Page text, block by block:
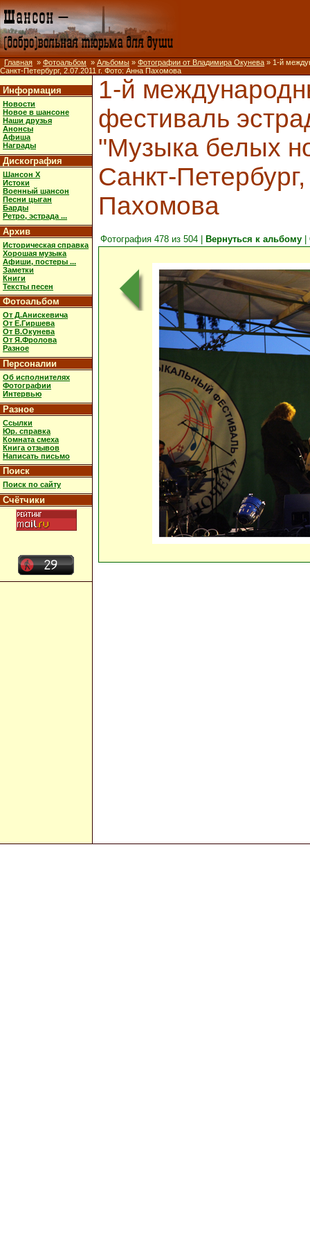
Главная » Фотоальбом » Альбомы » Фотографии от Владимира Окунева » 1-й
Санкт-Петербург, 2.07.2011 г. Фото: Анна Пахомова
Информация
Новости
Новое в шансоне
Наши друзья
Анонсы
Афиша
Награды
Дискография
Шансон X
Истоки
Военный шансон
Песни цыган
Барды
Ретро, эстрада ...
Архив
Историческая справка
Хорошая музыка
Афиши, постеры ...
Заметки
Книги
Тексты песен
Фотоальбом
От Д.Анискевича
От Е.Гиршева
От В.Окунева
От Я.Фролова
Разное
Персоналии
Об исполнителях
Фотографии
Интервью
Разное
Ссылки
Юр. справка
Комната смеха
Книга отзывов
Написать письмо
Поиск
Поиск по сайту
Счётчики
1-й
фестиваль
"Музыка белых
Санкт-
Пахомова
Фотография 478 из 504 | Вернуться к альбому